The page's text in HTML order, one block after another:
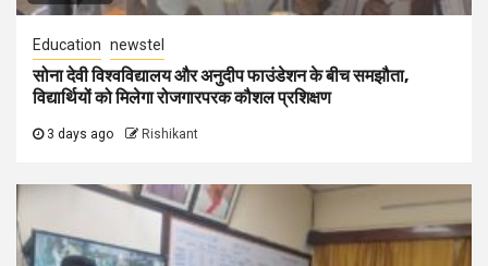
Education newstel
सोना देवी विश्वविद्यालय और अनुदीप फाउंडेशन के बीच समझौता,
विद्यार्थियों को मिलेगा रोजगारपरक कौशल प्रशिक्षण
3 days ago Rishikant